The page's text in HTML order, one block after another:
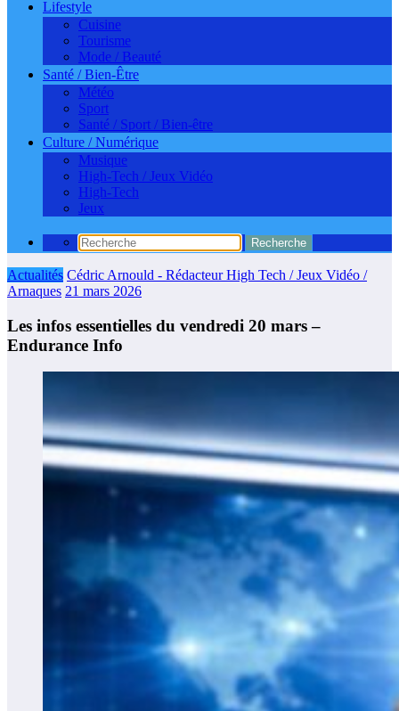
Lifestyle
Cuisine
Tourisme
Mode / Beauté
Santé / Bien-Être
Météo
Sport
Santé / Sport / Bien-être
Culture / Numérique
Musique
High-Tech / Jeux Vidéo
High-Tech
Jeux
Actualités Cédric Arnould - Rédacteur High Tech / Jeux Vidéo /
Arnaques 21 mars 2026
Les infos essentielles du vendredi 20 mars –
Endurance Info